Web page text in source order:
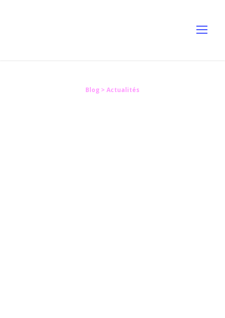
Blog > Actualités